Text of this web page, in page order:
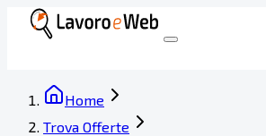
Home
Trova Offerte